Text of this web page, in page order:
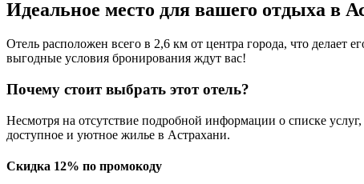
Идеальное место для вашего отдыха в
Отель расположен всего в 2,6 км от центра города, что делает
выгодные условия бронирования ждут вас!
Почему стоит выбрать этот отель?
Несмотря на отсутствие подробной информации о списке
доступное и уютное жилье в Астрахани.
Скидка 12% по промокоду